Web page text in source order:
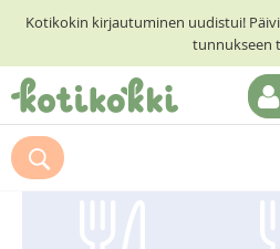
Kotikokin kirjautuminen uudistui!
tunnukseen
ETUSIVU
RESEPTIHAKU
Suosittelemme myös